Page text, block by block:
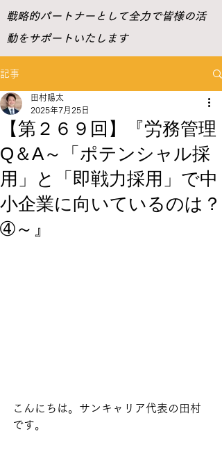
戦略的パートナーとして全力で皆様の活
動をサポートいたします
記事
【第２６９回】『労務管理
Q＆A～「ポテンシャル採
用」と「即戦力採用」で中
小企業に向いているのは？
➃～』
田村陽太
2025年7月25日
こんにちは。サンキャリア代表の田村
です。